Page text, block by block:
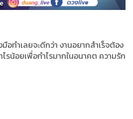
อทำเลยจะดีกว่า งานอยากสำเร็จต้อง
ไรน้อยเพื่อกำไรมากในอนาคต ความรัก